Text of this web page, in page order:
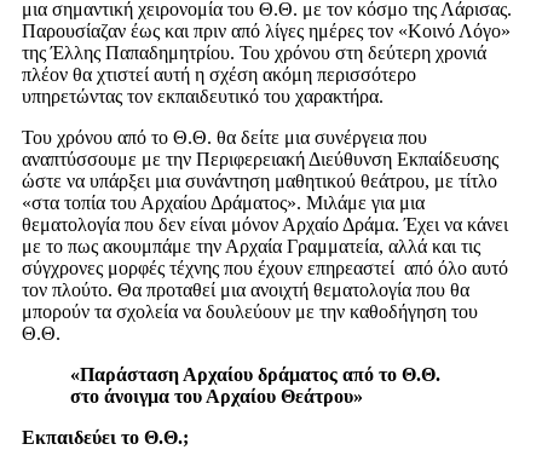
μια σημαντική χειρονομία του Θ.Θ. με τον κόσμο της Λάρισας.
Παρουσίαζαν έως και πριν από λίγες ημέρες τον «Κοινό Λόγο»
της Έλλης Παπαδημητρίου. Του χρόνου στη δεύτερη χρονιά
πλέον θα χτιστεί αυτή η σχέση ακόμη περισσότερο
υπηρετώντας τον εκπαιδευτικό του χαρακτήρα.
Του χρόνου από το Θ.Θ. θα δείτε μια συνέργεια που
αναπτύσσουμε με την Περιφερειακή Διεύθυνση Εκπαίδευσης
ώστε να υπάρξει μια συνάντηση μαθητικού θεάτρου, με τίτλο
«στα τοπία του Αρχαίου Δράματος». Μιλάμε για μια
θεματολογία που δεν είναι μόνον Αρχαίο Δράμα. Έχει να κάνει
με το πως ακουμπάμε την Αρχαία Γραμματεία, αλλά και τις
σύγχρονες μορφές τέχνης που έχουν επηρεαστεί από όλο αυτό
τον πλούτο. Θα προταθεί μια ανοιχτή θεματολογία που θα
μπορούν τα σχολεία να δουλεύουν με την καθοδήγηση του
Θ.Θ.
«Παράσταση Αρχαίου δράματος από το Θ.Θ.
στο άνοιγμα του Αρχαίου Θεάτρου»
Εκπαιδεύει το Θ.Θ.;